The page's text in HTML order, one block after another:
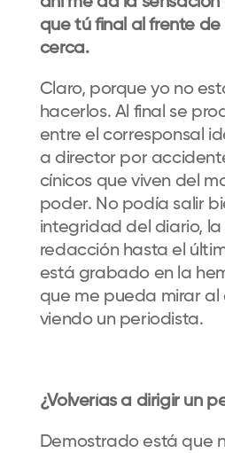
que tú final al frente
cerca.
Claro, porque yo no
hacerlos. Al final se
entre el corresponsal
a director por
cínicos que viven del
poder. No podía salir
integridad del diario, la
redacción hasta el
está grabado en la
que me pueda mirar al
viendo un periodista.
¿Volverías a dirigir un
Demostrado está que